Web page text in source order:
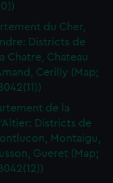
du Cher,
Districts de
Chatre, Chateau
Cerilly (Map;
de la
Districts de
Montaigu,
Gueret (Map;